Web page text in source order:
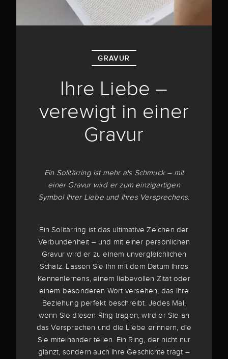
GRAVUR
Ihre Liebe –
verewigt in einer
Gravur
Ein Solitärring ist mehr als Schmuck – mit
einer Gravur wird er zum einzigartigen
Symbol Ihrer Liebe und Ihres Versprechens.
Ein Solitärring ist das ultimative Zeichen der
Verbundenheit – und mit einer persönlichen
Gravur wird er zu einem unvergleichlichen
Schatz. Lassen Sie ihn mit dem Datum Ihres
Kennenlernens, einem liebevollen Zitat oder
einem besonderen Wort versehen, das Ihre
Beziehung perfekt beschreibt. Jedes Mal,
wenn Sie diesen Ring tragen, wird er Sie an
das Versprechen und die Liebe erinnern, die
Sie miteinander teilen. Ein Ring, der nicht nur
glänzt, sondern auch Ihre Geschichte trägt –